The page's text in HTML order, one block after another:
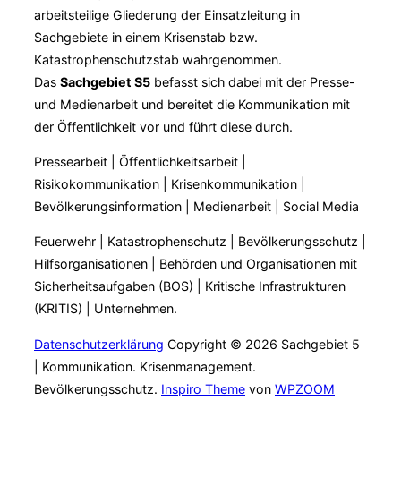
arbeitsteilige Gliederung der Einsatzleitung in
Sachgebiete in einem Krisenstab bzw.
Katastrophenschutzstab wahrgenommen.
Das Sachgebiet S5 befasst sich dabei mit der Presse-
und Medienarbeit und bereitet die Kommunikation mit
der Öffentlichkeit vor und führt diese durch.
Pressearbeit | Öffentlichkeitsarbeit |
Risikokommunikation | Krisenkommunikation |
Bevölkerungsinformation | Medienarbeit | Social Media
Feuerwehr | Katastrophenschutz | Bevölkerungsschutz |
Hilfsorganisationen | Behörden und Organisationen mit
Sicherheitsaufgaben (BOS) | Kritische Infrastrukturen
(KRITIS) | Unternehmen.
Datenschutzerklärung Copyright © 2026 Sachgebiet 5
| Kommunikation. Krisenmanagement.
Bevölkerungsschutz. Inspiro Theme von WPZOOM